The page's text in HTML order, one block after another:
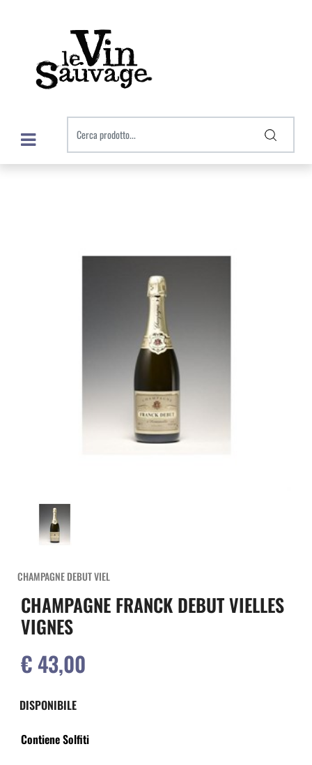
Open menu
CHAMPAGNE DEBUT VIEL
CHAMPAGNE FRANCK DEBUT VIELLES
VIGNES
€ 43,00
DISPONIBILE
Contiene Solfiti